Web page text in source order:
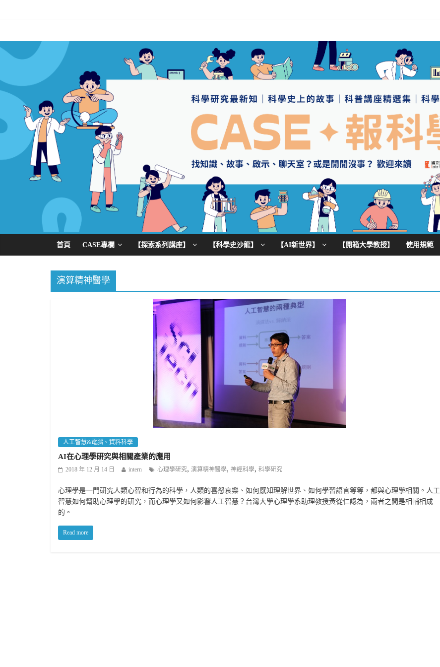
首頁 CASE專欄 【探索系列講座】 【科學史沙龍】 【AI新世界】 【開箱大學教授】 使用規範
演算精神醫學
人工智慧&電腦、資料科學
AI在心理學研究與相關產業的應用
2018 年 12 月 14 日 intern 心理學研究, 演算精神醫學, 神經科學, 科學研究
心理學是一門研究人類心智和行為的科學，人類的喜怒哀樂、如何感知理解世界、如何學習語言等等，都與心理學相關。人工
智慧如何幫助心理學的研究，而心理學又如何影響人工智慧？台灣大學心理學系助理教授黃從仁認為，兩者之間是相輔相成
的。
Read more